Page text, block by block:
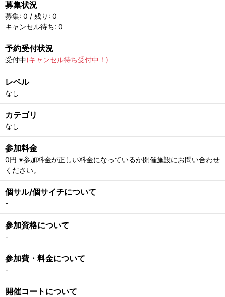
募集状況
募集: 0 / 残り: 0
キャンセル待ち: 0
予約受付状況
受付中(キャンセル待ち受付中！)
レベル
なし
カテゴリ
なし
参加料金
0円 ※参加料金が正しい料金になっているか開催施設にお問い合わせ
ください。
個サル/個サイチについて
-
参加資格について
-
参加費・料金について
-
開催コートについて